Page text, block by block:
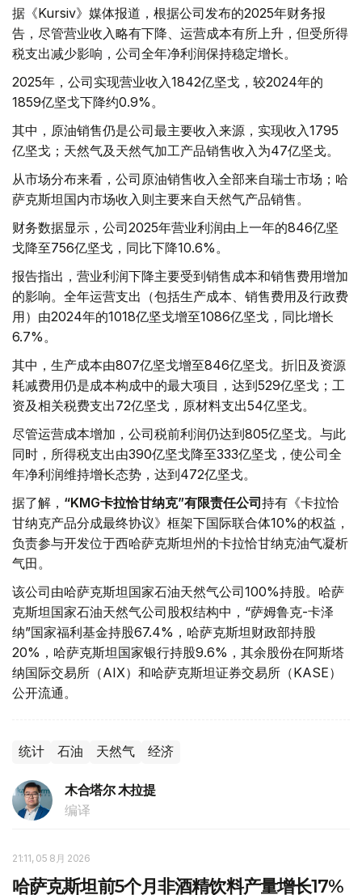
据《Kursiv》媒体报道，根据公司发布的2025年财务报
告，尽管营业收入略有下降、运营成本有所上升，但受所得
税支出减少影响，公司全年净利润保持稳定增长。
2025年，公司实现营业收入1842亿坚戈，较2024年的
1859亿坚戈下降约0.9%。
其中，原油销售仍是公司最主要收入来源，实现收入1795
亿坚戈；天然气及天然气加工产品销售收入为47亿坚戈。
从市场分布来看，公司原油销售收入全部来自瑞士市场；哈
萨克斯坦国内市场收入则主要来自天然气产品销售。
财务数据显示，公司2025年营业利润由上一年的846亿坚
戈降至756亿坚戈，同比下降10.6%。
报告指出，营业利润下降主要受到销售成本和销售费用增加
的影响。全年运营支出（包括生产成本、销售费用及行政费
用）由2024年的1018亿坚戈增至1086亿坚戈，同比增长
6.7%。
其中，生产成本由807亿坚戈增至846亿坚戈。折旧及资源
耗减费用仍是成本构成中的最大项目，达到529亿坚戈；工
资及相关税费支出72亿坚戈，原材料支出54亿坚戈。
尽管运营成本增加，公司税前利润仍达到805亿坚戈。与此
同时，所得税支出由390亿坚戈降至333亿坚戈，使公司全
年净利润维持增长态势，达到472亿坚戈。
据了解， “KMG卡拉恰甘纳克”有限责任公司持有《卡拉恰
甘纳克产品分成最终协议》框架下国际联合体10%的权益，
负责参与开发位于西哈萨克斯坦州的卡拉恰甘纳克油气凝析
气田。
该公司由哈萨克斯坦国家石油天然气公司100%持股。哈萨
克斯坦国家石油天然气公司股权结构中，“萨姆鲁克-卡泽
纳”国家福利基金持股67.4%，哈萨克斯坦财政部持股
20%，哈萨克斯坦国家银行持股9.6%，其余股份在阿斯塔
纳国际交易所（AIX）和哈萨克斯坦证券交易所（KASE）
公开流通。
统计 石油 天然气 经济
木合塔尔 木拉提
编译
21:11, 05 8月 2026
哈萨克斯坦前5个月非酒精饮料产量增长17%